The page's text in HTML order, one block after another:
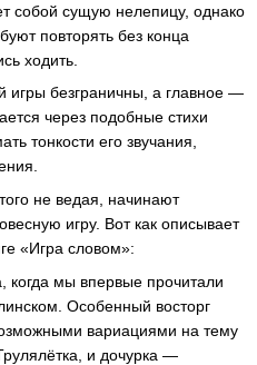
собой сущую нелепицу, однако
повторять без конца
ходить.
игры безграничны, а главное —
через подобные стихи
тонкости его звучания,
не ведая, начинают
игру. Вот как описывает
«Игра словом»:
когда мы впервые прочитали
Особенный восторг
вариациями на тему
и дочурка —